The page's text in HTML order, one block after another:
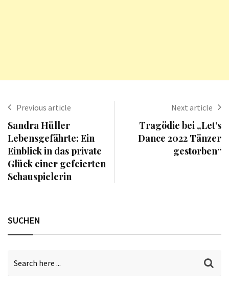
Previous article
Sandra Hüller
Lebensgefährte: Ein
Einblick in das private
Glück einer gefeierten
Schauspielerin
Next article
Tragödie bei „Let’s
Dance 2022 Tänzer
gestorben“
SUCHEN